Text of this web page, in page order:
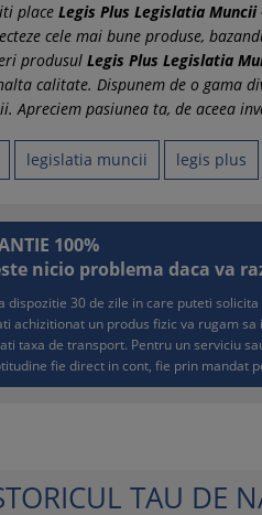
place Legis Plus Legislatia
cele mai bune produse,
produsul Legis Plus Legislatia
calitate. Dispunem de o gama
Apreciem pasiunea ta, de aceea
legislatia muncii legis plus
100%
nicio problema daca va
dispozitie 30 de zile in care puteti
achizitionat un produs fizic va rugam
taxa de transport. Pentru un serviciu
fie direct in cont, fie prin mandat
TAU DE